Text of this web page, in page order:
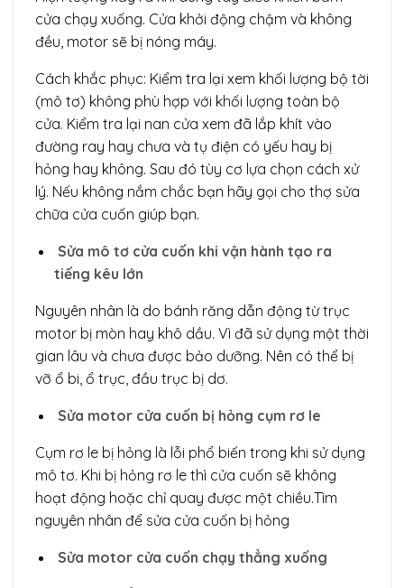
cửa chạy xuống. Cửa khởi động chậm và không
đều, motor sẽ bị nóng máy.
Cách khắc phục: Kiểm tra lại xem khối lượng bộ tời
(mô tơ) không phù hợp với khối lượng toàn bộ
cửa. Kiểm tra lại nan cửa xem đã lắp khít vào
đường ray hay chưa và tụ điện có yếu hay bị
hỏng hay không. Sau đó tùy cơ lựa chọn cách xử
lý. Nếu không nắm chắc bạn hãy gọi cho thợ sửa
chữa cửa cuốn giúp bạn.
Sửa mô tơ cửa cuốn khi vận hành tạo ra
tiếng kêu lớn
Nguyên nhân là do bánh răng dẫn động từ trục
motor bị mòn hay khô dầu. Vì đã sử dụng một thời
gian lâu và chưa được bảo dưỡng. Nên có thể bị
vỡ ổ bi, ổ trục, đầu trục bị dơ.
Sửa motor cửa cuốn bị hỏng cụm rơ le
Cụm rơ le bị hỏng là lỗi phổ biến trong khi sử dụng
mô tơ. Khi bị hỏng rơ le thì cửa cuốn sẽ không
hoạt động hoặc chỉ quay được một chiều.Tìm
nguyên nhân để sửa cửa cuốn bị hỏng
Sửa motor cửa cuốn chạy thẳng xuống